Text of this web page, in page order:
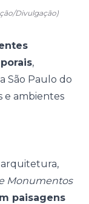
Divulgação)
,
São Paulo do
e ambientes
arquitetura,
Monumentos
paisagens